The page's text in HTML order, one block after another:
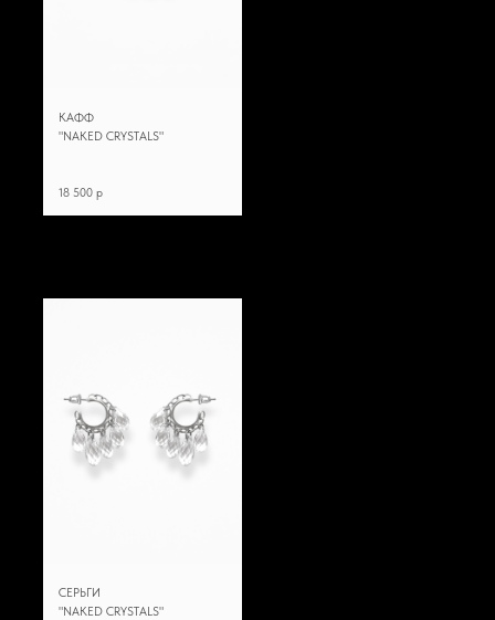
КАФФ
"NAKED CRYSTALS"
18 500 p
СЕРЬГИ
"NAKED CRYSTALS"